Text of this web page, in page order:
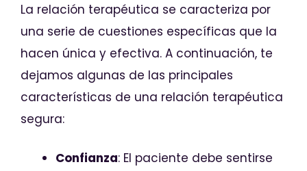
La relación terapéutica se caracteriza por
una serie de cuestiones específicas que la
hacen única y efectiva. A continuación, te
dejamos algunas de las principales
características de una relación terapéutica
segura:
Confianza: El paciente debe sentirse